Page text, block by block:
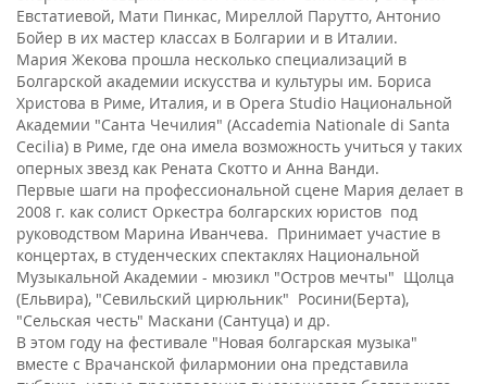
Евстатиевой, Мати Пинкас, Миреллой Парутто, Антонио
Бойер в их мастер классах в Болгарии и в Италии.
Мария Жекова прошла несколько специализаций в
Болгарской академии искусства и культуры им. Бориса
Христова в Риме, Италия, и в Opera Studio Национальной
Академии "Санта Чечилия" (Accademia Nationale di Santa
Cecilia) в Риме, где она имела возможность учиться у таких
оперных звезд как Рената Скотто и Анна Ванди.
Первые шаги на профессиональной сцене Мария делает в
2008 г. как солист Оркестра болгарских юристов под
руководством Марина Иванчева. Принимает участие в
концертах, в студенческих спектаклях Национальной
Музыкальной Академии - мюзикл "Остров мечты" Щолца
(Ельвира), "Севильский цирюльник" Росини(Берта),
"Сельская честь" Маскани (Сантуца) и др.
В этом году на фестивале "Новая болгарская музыка"
вместе с Врачанской филармонии она представила